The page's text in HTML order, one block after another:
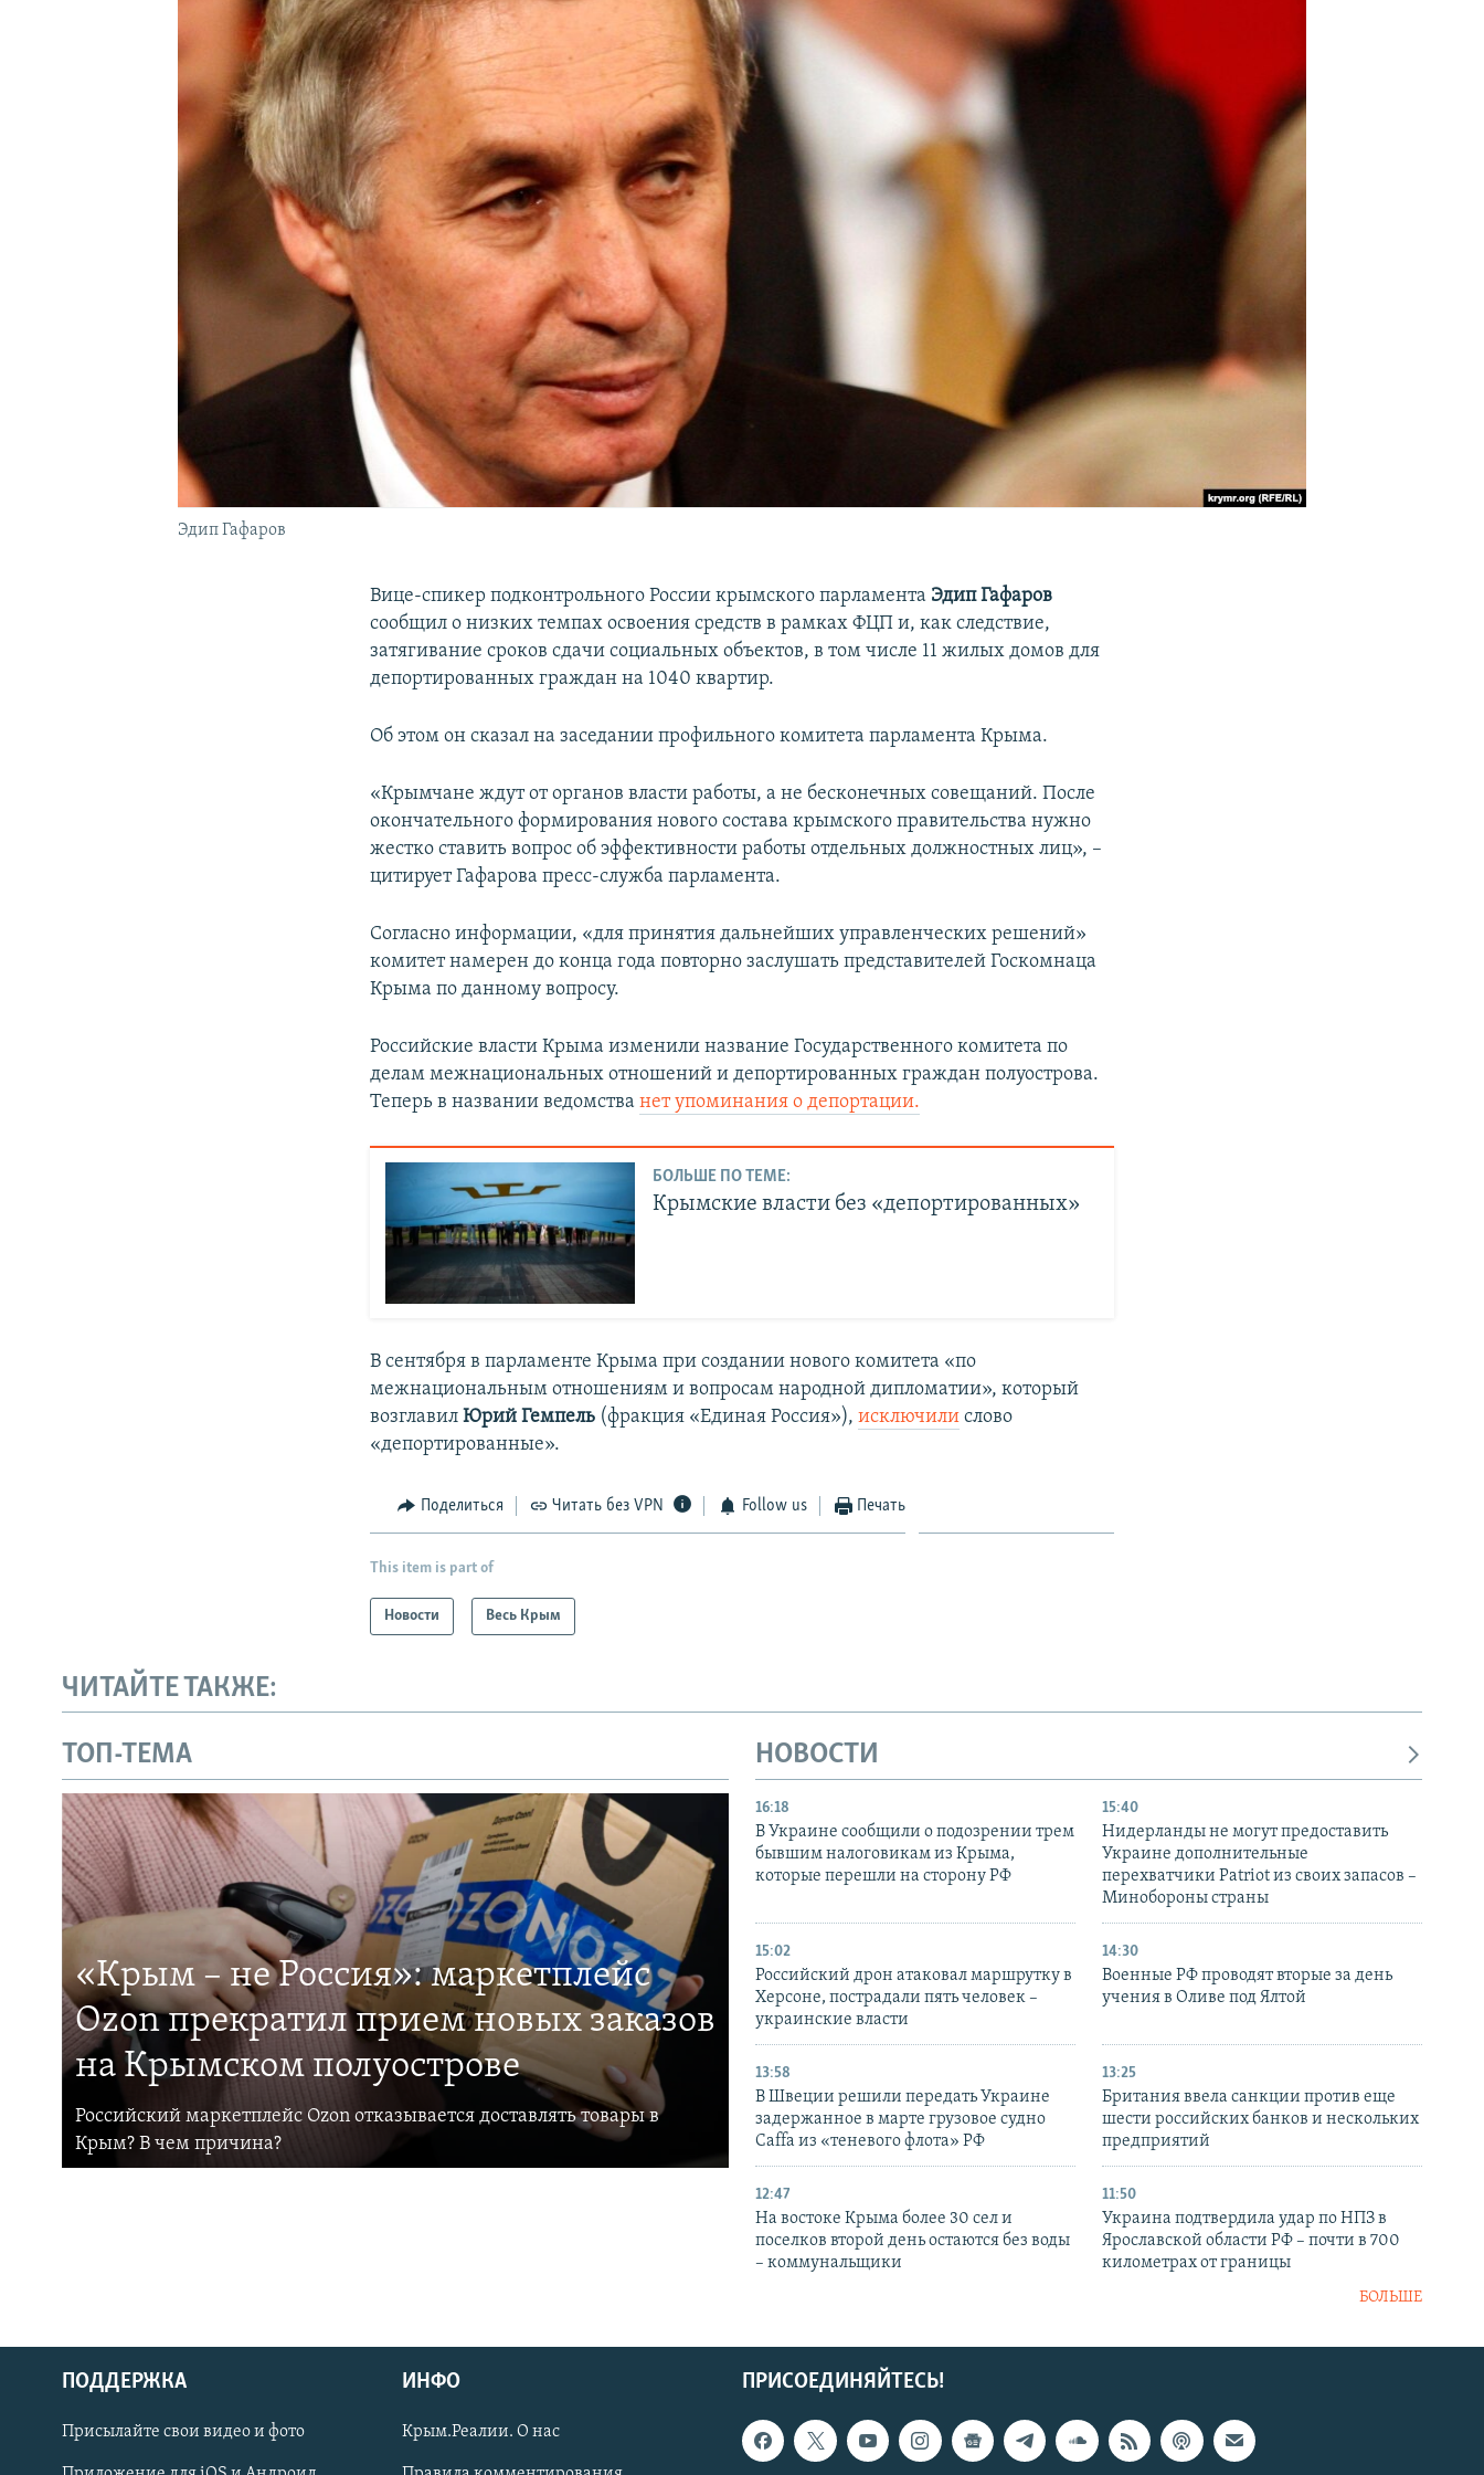
УКРАИНСКАЯ ПРОБЛЕМА КРЫМА
Українською
Qırımtatar
Эдип Гафаров
Вице-спикер подконтрольного России крымского парламента Эдип Гафаров
сообщил о низких темпах освоения средств в рамках ФЦП и, как следствие,
затягивание сроков сдачи социальных объектов, в том числе 11 жилых домов для
депортированных граждан на 1040 квартир.
Об этом он сказал на заседании профильного комитета парламента Крыма.
«Крымчане ждут от органов власти работы, а не бесконечных совещаний. После
окончательного формирования нового состава крымского правительства нужно
жестко ставить вопрос об эффективности работы отдельных должностных лиц», –
цитирует Гафарова пресс-служба парламента.
Согласно информации, «для принятия дальнейших управленческих решений»
комитет намерен до конца года повторно заслушать представителей Госкомнаца
Крыма по данному вопросу.
Российские власти Крыма изменили название Государственного комитета по
делам межнациональных отношений и депортированных граждан полуострова.
Теперь в названии ведомстванет упоминания о депортации.
БОЛЬШЕ ПО ТЕМЕ:
Крымские власти без «депортированных»
В сентября в парламенте Крыма при создании нового комитета «по
межнациональным отношениям и вопросам народной дипломатии», который
возглавил Юрий Гемпель (фракция «Единая Россия»),исключили слово
«депортированные».
Поделиться Читать без VPN Follow us Печать
This item is part of
Новости Весь Крым
ЧИТАЙТЕ ТАКЖЕ:
ТОП-ТЕМА
«Крым – не Россия»: маркетплейс
Ozon прекратил прием новых заказов
на Крымском полуострове
Российский маркетплейс Ozon отказывается доставлять товары в
Крым? В чем причина?
НОВОСТИ
16:18
В Украине сообщили о подозрении трем
бывшим налоговикам из Крыма,
которые перешли на сторону РФ
15:40
Нидерланды не могут предоставить
Украине дополнительные
перехватчики Patriot из своих запасов –
Минобороны страны
15:02
Российский дрон атаковал маршрутку в
Херсоне, пострадали пять человек –
украинские власти
14:30
Военные РФ проводят вторые за день
учения в Оливе под Ялтой
13:58
В Швеции решили передать Украине
задержанное в марте грузовое судно
Caffa из «теневого флота» РФ
13:25
Британия ввела санкции против еще
шести российских банков и нескольких
предприятий
12:47
На востоке Крыма более 30 сел и
поселков второй день остаются без воды
– коммунальщики
11:50
Украина подтвердила удар по НПЗ в
Ярославской области РФ – почти в 700
километрах от границы
БОЛЬШЕ
ПРИСОЕДИНЯЙТЕСЬ!
ПОДДЕРЖКА
Присылайте свои видео и фото
ИНФО
Крым.Реалии. О нас